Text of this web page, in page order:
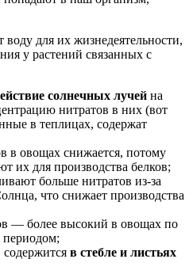
воду для их жизнедеятельности,
у растений связанных с
солнечных лучей на
нитратов в них (вот
в теплицах, содержат
в овощах снижается, потому
их для производства белков;
больше нитратов из-за
что снижает производства
— более высокий в овощах по
содержится в стебле и листьях